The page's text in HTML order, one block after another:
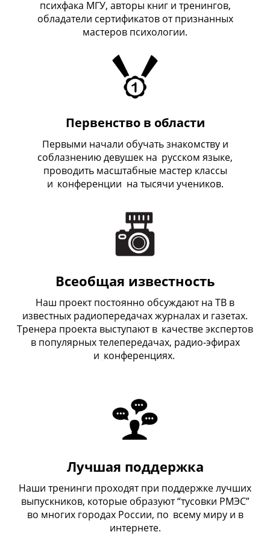
психфака МГУ, авторы книг и тренингов,
обладатели сертификатов от признанных
мастеров психологии.
Первенство в области
Первыми начали обучать знакомству и
соблазнению девушек на русском языке,
проводить масштабные мастер классы
и конференции на тысячи учеников.
Всеобщая известность
Наш проект постоянно обсуждают на ТВ в
известных радиопередачах журналах и газетах.
Тренера проекта выступают в качестве экспертов
в популярных телепередачах, радио-эфирах
и конференциях.
Лучшая поддержка
Наши тренинги проходят при поддержке лучших
выпускников, которые образуют “тусовки РМЭС”
во многих городах России, по всему миру и в
интернете.